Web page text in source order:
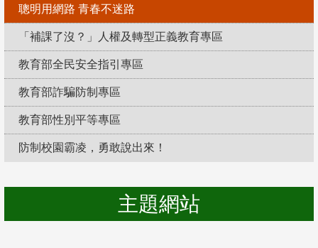
聰明用網路 青春不迷路
「補課了沒？」人權及轉型正義教育專區
教育部全民安全指引專區
教育部詐騙防制專區
教育部性別平等專區
防制校園霸凌，勇敢說出來！
主題網站